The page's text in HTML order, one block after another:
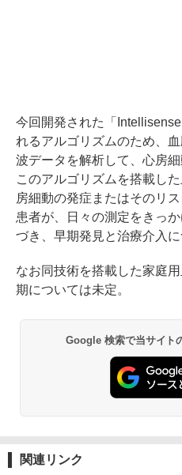
今回開発された「
れるアルゴリズムのため、
波データを解析して、心房
このアルゴリズムを搭載し
房細動の発症またはそのリ
患者が、日々の測定をきっ
づき、早期発見と治療介入に
なお同技術を搭載した家庭
期については未定。
Google 検索で当サイト
関連リンク